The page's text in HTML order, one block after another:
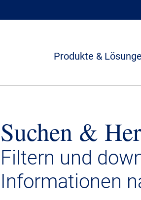
Produkte &
Suchen &
Filtern und
Informationen